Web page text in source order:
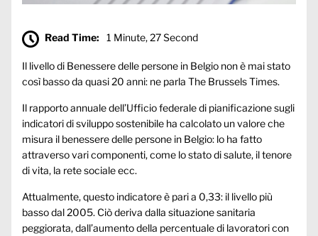
Read Time: 1 Minute, 27 Second
Il livello di Benessere delle persone in Belgio non è mai stato
così basso da quasi 20 anni: ne parla The Brussels Times.
Il rapporto annuale dell’Ufficio federale di pianificazione sugli
indicatori di sviluppo sostenibile ha calcolato un valore che
misura il benessere delle persone in Belgio: lo ha fatto
attraverso vari componenti, come lo stato di salute, il tenore
di vita, la rete sociale ecc.
Attualmente, questo indicatore è pari a 0,33: il livello più
basso dal 2005. Ciò deriva dalla situazione sanitaria
peggiorata, dall’aumento della percentuale di lavoratori con